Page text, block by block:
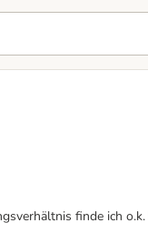
finde ich